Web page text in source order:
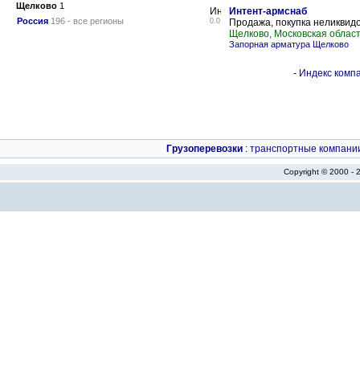
Щелково 1
Россия 196 - все регионы 0.0
Интент-армснаб
Продажа, покупка
Щелково, Московская
Запорная арматура Щелково
- Индекс
Грузоперевозки : транспортные
Copyright © 2000 -